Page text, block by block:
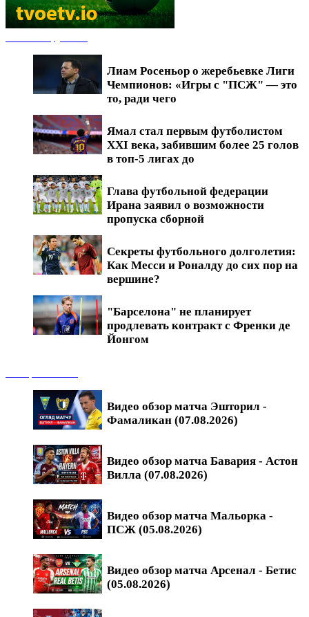
Лиам Росеньор о жеребьевке Лиги
Чемпионов: «Игры с "ПСЖ" — это
то, ради чего
Ямал стал первым футболистом
XXI века, забившим более 25 голов
в топ-5 лигах до
Глава футбольной федерации
Ирана заявил о возможности
пропуска сборной
Секреты футбольного долголетия:
Как Месси и Роналду до сих пор на
вершине?
"Барселона" не планирует
продлевать контракт с Френки де
Йонгом
Видео обзор матча Эшторил -
Фамаликан (07.08.2026)
Видео обзор матча Бавария - Астон
Вилла (07.08.2026)
Видео обзор матча Мальорка -
ПСЖ (05.08.2026)
Видео обзор матча Арсенал - Бетис
(05.08.2026)